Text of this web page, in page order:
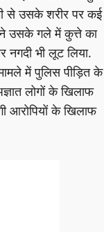
से उसके शरीर पर कई
ने उसके गले में कुत्ते का
भी लूट लिया.
में पुलिस पीड़ित के
लोगों के खिलाफ
आरोपियों के खिलाफ